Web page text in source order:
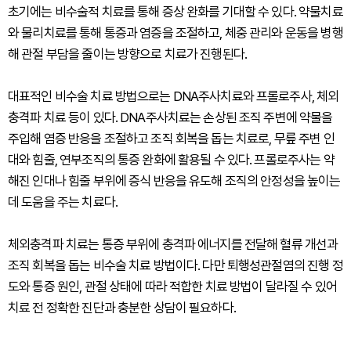
초기에는 비수술적 치료를 통해 증상 완화를 기대할 수 있다. 약물치료
와 물리치료를 통해 통증과 염증을 조절하고, 체중 관리와 운동을 병행
해 관절 부담을 줄이는 방향으로 치료가 진행된다.
대표적인 비수술 치료 방법으로는 DNA주사치료와 프롤로주사, 체외
충격파 치료 등이 있다. DNA주사치료는 손상된 조직 주변에 약물을
주입해 염증 반응을 조절하고 조직 회복을 돕는 치료로, 무릎 주변 인
대와 힘줄, 연부조직의 통증 완화에 활용될 수 있다. 프롤로주사는 약
해진 인대나 힘줄 부위에 증식 반응을 유도해 조직의 안정성을 높이는
데 도움을 주는 치료다.
체외충격파 치료는 통증 부위에 충격파 에너지를 전달해 혈류 개선과
조직 회복을 돕는 비수술 치료 방법이다. 다만 퇴행성관절염의 진행 정
도와 통증 원인, 관절 상태에 따라 적합한 치료 방법이 달라질 수 있어
치료 전 정확한 진단과 충분한 상담이 필요하다.